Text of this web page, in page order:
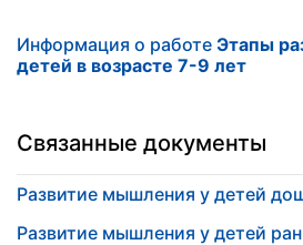
Информация о работе Этапы
детей в возрасте 7-9 лет
Связанные документы
Развитие мышления у детей
Развитие мышления у детей